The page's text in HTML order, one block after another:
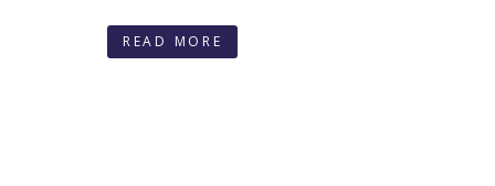
READ MORE